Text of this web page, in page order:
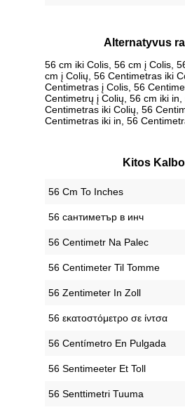
Alternatyvus
56 cm iki Colis, 56 cm į Colis,
cm į Colių, 56 Centimetras iki
Centimetras į Colis, 56
Centimetrų į Colių, 56 cm iki
Centimetras iki Colių, 56
Centimetras iki in, 56
Kitos
‎56 Cm To Inches
‎56 сантиметър в инч
‎56 Centimetr Na Palec
‎56 Centimeter Til Tomme
‎56 Zentimeter In Zoll
‎56 εκατοστόμετρο σε ίντσα
‎56 Centímetro En Pulgada
‎56 Sentimeeter Et Toll
‎56 Senttimetri Tuuma